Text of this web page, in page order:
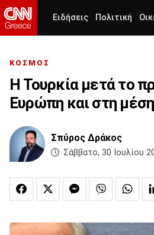
Ειδήσεις Πολιτική
ΚΟΣΜΟΣ
Η Τουρκία μετά το
Ευρώπη και στη
Σπύρος Δράκος
Σάββατο, 30 Ιουλίου